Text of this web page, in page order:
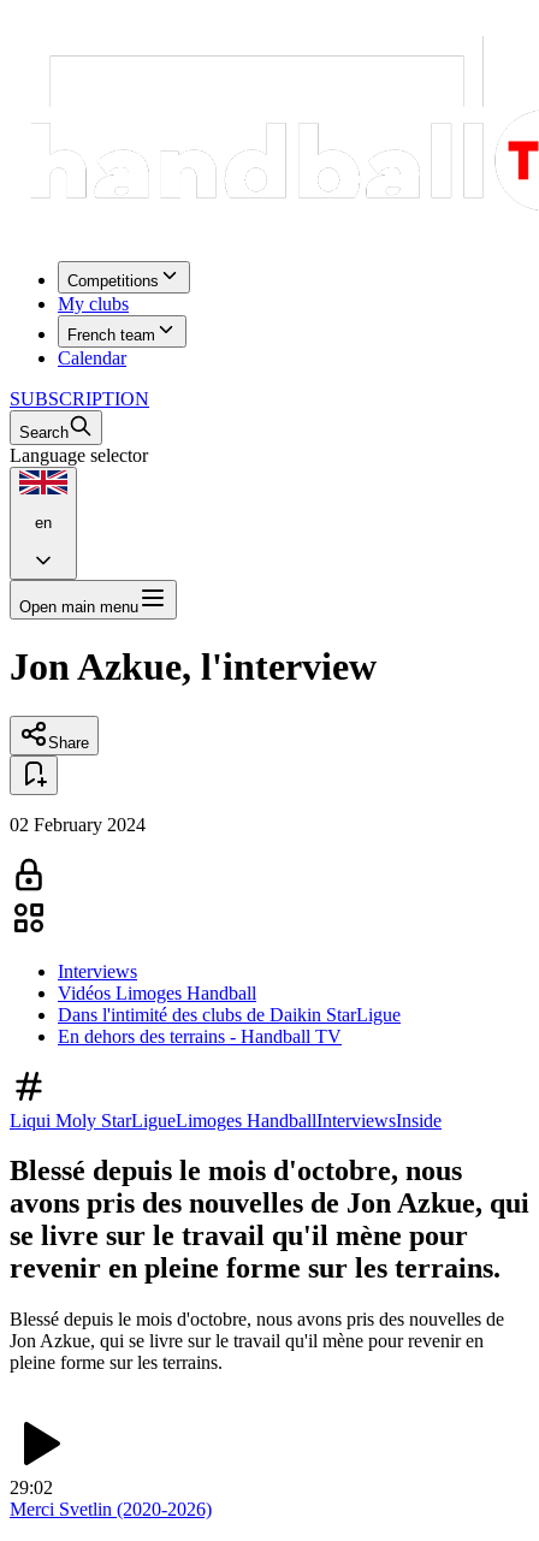
Competitions
My clubs
French team
Calendar
SUBSCRIPTION
Search
Language selector
en
Open main menu
Jon Azkue, l'interview
Share
02 February 2024
Interviews
Vidéos Limoges Handball
Dans l'intimité des clubs de Daikin StarLigue
En dehors des terrains - Handball TV
Liqui Moly StarLigueLimoges HandballInterviewsInside
Blessé depuis le mois d'octobre, nous
avons pris des nouvelles de Jon Azkue, qui
se livre sur le travail qu'il mène pour
revenir en pleine forme sur les terrains.
Blessé depuis le mois d'octobre, nous avons pris des nouvelles de
Jon Azkue, qui se livre sur le travail qu'il mène pour revenir en
pleine forme sur les terrains.
29:02
Merci Svetlin (2020-2026)